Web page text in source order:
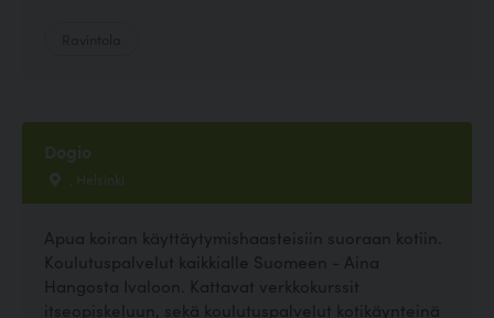
Dogio
, Helsinki
Apua koiran käyttäytymishaasteisiin suoraan kotiin.
Koulutuspalvelut kaikkialle Suomeen - Aina
Hangosta Ivaloon. Kattavat verkkokurssit
itseopiskeluun, sekä koulutuspalvelut kotikäynteinä